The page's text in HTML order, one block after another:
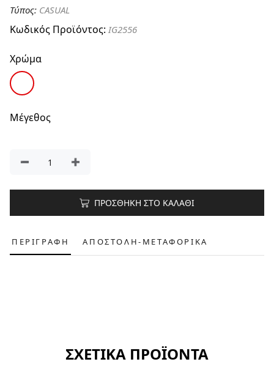
Τύπος: CASUAL
Κωδικός Προϊόντος: IG2556
Χρώμα
Μέγεθος
ΠΡΟΣΘΗΚΗ ΣΤΟ ΚΑΛΑΘΙ
ΠΕΡΙΓΡΑΦΗ ΑΠΟΣΤΟΛΗ-ΜΕΤΑΦΟΡΙΚΑ
ΣΧΕΤΙΚΑ ΠΡΟΪΟΝΤΑ